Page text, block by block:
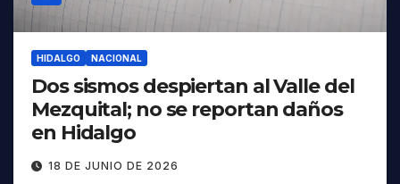
HIDALGO NACIONAL
Dos sismos despiertan al Valle del
Mezquital; no se reportan daños
en Hidalgo
18 DE JUNIO DE 2026